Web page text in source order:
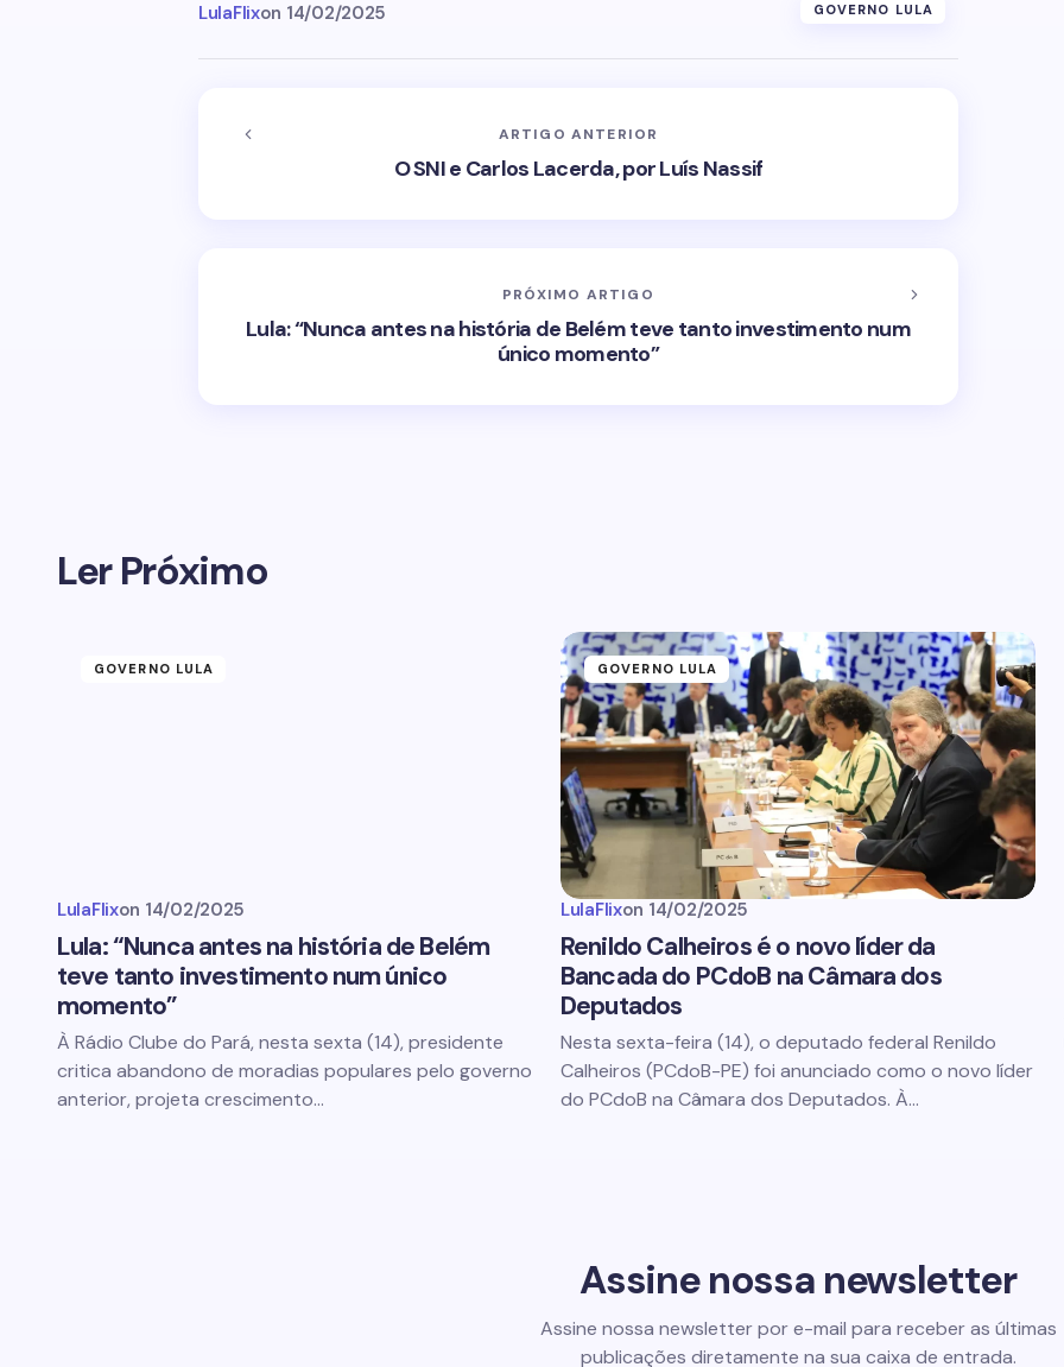
LulaFlixon 14/02/2025 GOVERNO LULA
ARTIGO ANTERIOR
O SNI e Carlos Lacerda, por Luís Nassif
PRÓXIMO ARTIGO
Lula: “Nunca antes na história de Belém teve tanto investimento num
único momento”
Ler Próximo
GOVERNO LULA
LulaFlixon 14/02/2025
Lula: “Nunca antes na história de Belém
teve tanto investimento num único
momento”
À Rádio Clube do Pará, nesta sexta (14), presidente
critica abandono de moradias populares pelo governo
anterior, projeta crescimento…
GOVERNO LULA
LulaFlixon 14/02/2025
Renildo Calheiros é o novo líder da
Bancada do PCdoB na Câmara dos
Deputados
Nesta sexta-feira (14), o deputado federal Renildo
Calheiros (PCdoB-PE) foi anunciado como o novo líder
do PCdoB na Câmara dos Deputados. À…
Assine nossa newsletter
Assine nossa newsletter por e-mail para receber as últimas
publicações diretamente na sua caixa de entrada.